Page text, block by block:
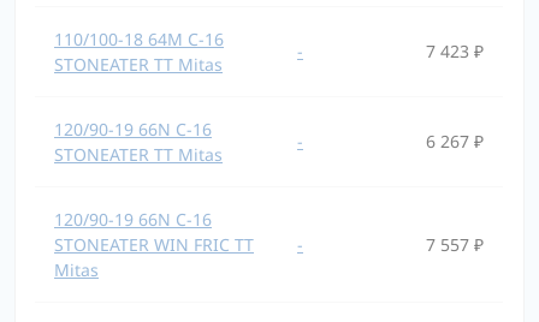
110/100-18 64M C-16
STONEATER TT Mitas
- 7 423 ₽
120/90-19 66N C-16
STONEATER TT Mitas
- 6 267 ₽
120/90-19 66N C-16
STONEATER WIN FRIC TT
Mitas
- 7 557 ₽